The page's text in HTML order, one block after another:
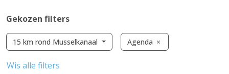
Gekozen filters
15 km rond Musselkanaal Agenda
Wis alle filters